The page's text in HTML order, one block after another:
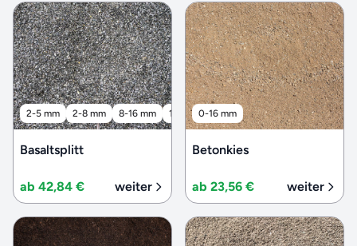
2-5 mm 2-8 mm 8-16 mm 16-32 mm 32-56 mm
Basaltsplitt
ab 42,84 € weiter
0-16 mm
Betonkies
ab 23,56 € weiter